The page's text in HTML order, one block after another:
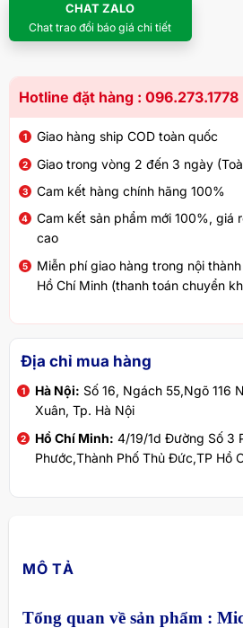
CHAT ZALO
Chat trao đổi báo giá chi tiết
Hotline đặt hàng : 096.273.1778
Giao hàng ship COD toàn quốc
Giao trong vòng 2 đến 3 ngày
Cam kết hàng chính hãng 100%
Cam kết sản phẩm mới 100%, giá
cao
Miễn phí giao hàng trong nội
Hồ Chí Minh (thanh toán chuyển
Địa chỉ mua hàng
Hà Nội: Số 16, Ngách 55,Ngõ 116
Xuân, Tp. Hà Nội
Hồ Chí Minh: 4/19/1d Đường Số 3
Phước,Thành Phố Thủ Đức,TP Hồ
MÔ TẢ
Tổng quan về sản phẩm :